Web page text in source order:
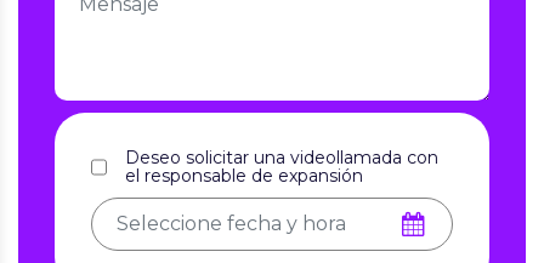
Deseo solicitar una videollamada con
el responsable de expansión